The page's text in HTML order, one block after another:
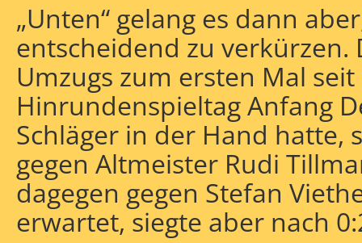
„Unten“ gelang es dann
entscheidend zu verkürzen.
Umzugs zum ersten Mal
Hinrundenspieltag Anfang
Schläger in der Hand hatte,
gegen Altmeister Rudi
dagegen gegen Stefan
erwartet, siegte aber nach